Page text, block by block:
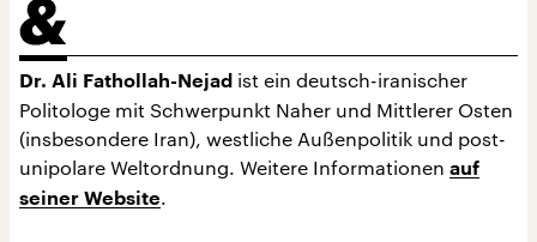
Dr. Ali Fathollah-Nejad ist ein deutsch-iranischer
Politologe mit Schwerpunkt Naher und Mittlerer Osten
(insbesondere Iran), westliche Außenpolitik und post-
unipolare Weltordnung. Weitere Informationen auf
seiner Website.